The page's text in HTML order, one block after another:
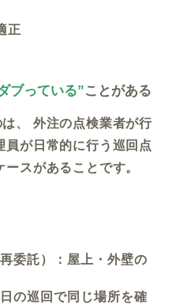
正
ブっている”ことがある
、 外注の点検業者が行
員が日常的に行う巡回点
スがあることです。
委託）：屋上・外壁の
の巡回で同じ場所を確